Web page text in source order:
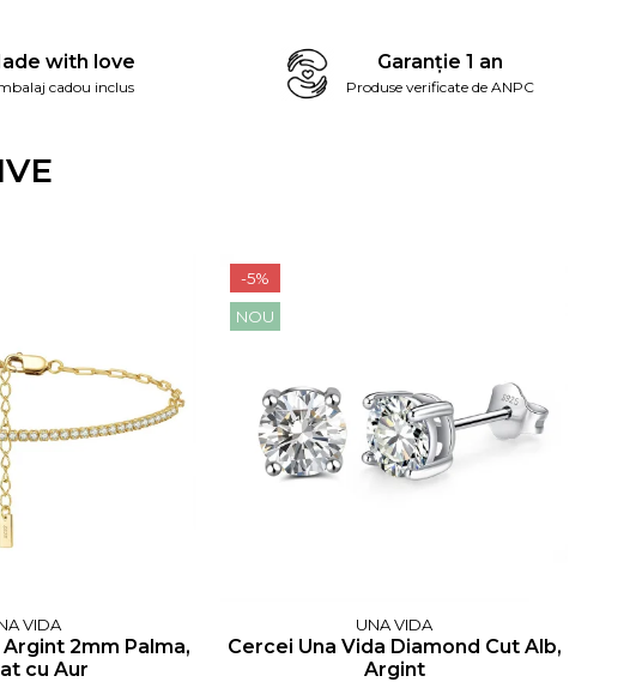
with love
cadou inclus
Garanție 1 an
Produse verificate de ANPC
VIDA
2mm Palma,
cu Aur
-5%
NOU
UNA VIDA
Cercei Una Vida Diamond Cut Alb,
Argint